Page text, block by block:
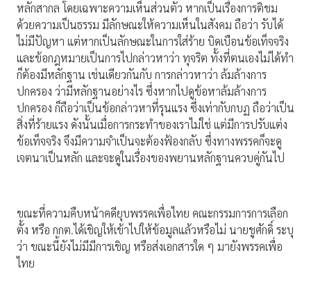
หลักสากล โดยเฉพาะความเห็นส่วนตัว หากเป็นเรื่องการติชม
ด้วยความเป็นธรรม มีลักษณะให้ความเห็นในสังคม ถือว่า รับได้
ไม่มีปัญหา แต่หากเป็นลักษณะในการใส่ร้าย บิดเบือนข้อเท็จจริง
และข้อกฎหมายเป็นการไปกล่าวหาว่า ทุจริต ทั้งที่ตนเองไม่ได้ทำ
ก็ต้องมีหลักฐาน เช่นเดียวกันกับ การกล่าวหาว่า ล้มล้างการ
ปกครอง ว่ามีหลักฐานอย่างไร ซึ่งหากไปดูข้อหาล้มล้างการ
ปกครอง ก็ถือว่าเป็นข้อกล่าวหาที่รุนแรง ซึ่งเท่ากับกบฏ ถือว่าเป็น
สิ่งที่ร้ายแรง ดังนั้นเมื่อการกระทำของเราไม่ใช่ แต่มีการปรับแต่ง
ข้อเท็จจริง จึงมีความจำเป็นจะต้องฟ้องกลับ ซึ่งทางพรรคก็จะดู
เจตนาเป็นหลัก และจะดูในเรื่องของพยานหลักฐานควบคู่กันไป
ขณะที่ความคืบหน้าคดียุบพรรคเพื่อไทย คณะกรรมการการเลือก
ตั้ง หรือ กกต.ได้เชิญให้เข้าไปให้ข้อมูลแล้วหรือไม่ นายชูศักดิ์ ระบุ
ว่า ขณะนี้ยังไม่มีมีการเชิญ หรือส่งเอกสารใด ๆ มายังพรรคเพื่อ
ไทย